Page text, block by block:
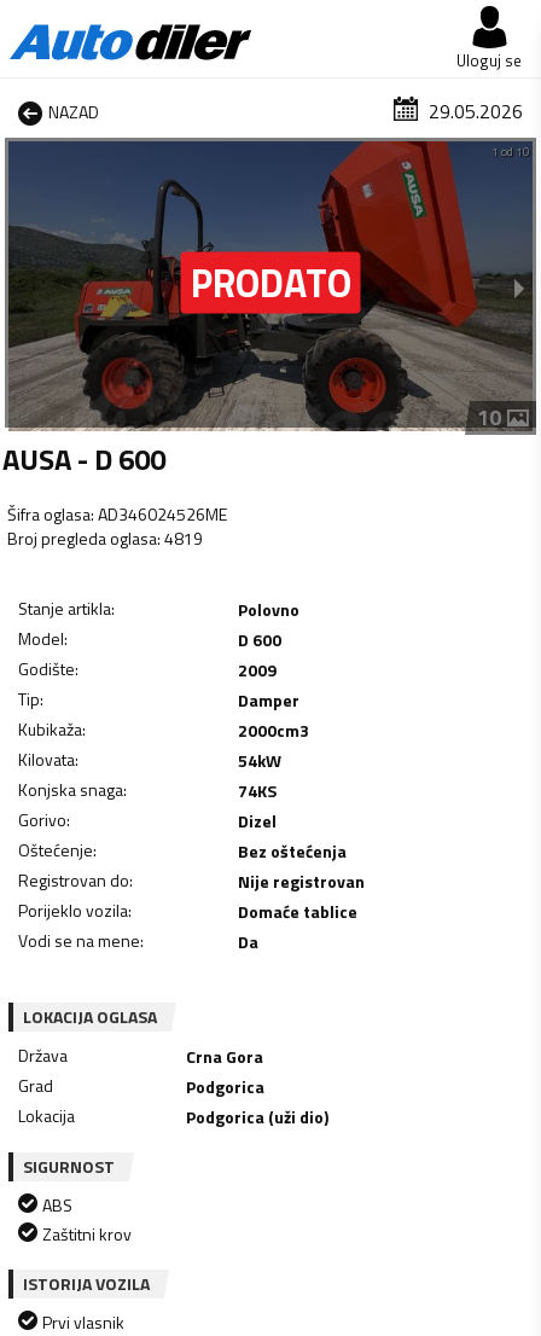
Uloguj se
NAZAD 29.05.2026
1 od 10
10
AUSA - D 600
Šifra oglasa:AD346024526ME
Broj pregleda oglasa:4819
Stanje artikla:
Polovno
Model:
D 600
Godište:
2009
Tip:
Damper
Kubikaža: 2000cm3
Kilovata: 54kW
Konjska snaga: 74KS
Gorivo:
Dizel
Oštećenje:
Bez oštećenja
Registrovan do:
Nije registrovan
Porijeklo vozila:
Domaće tablice
Vodi se na mene: Da
LOKACIJA OGLASA
Država
Crna Gora
Grad
Podgorica
Lokacija
Podgorica (uži dio)
SIGURNOST
ABS
Zaštitni krov
ISTORIJA VOZILA
Prvi vlasnik